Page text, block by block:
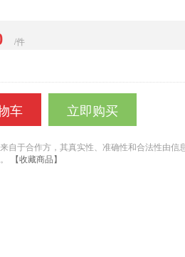
/件
车 立即购买
自于合作方，其真实性、准确性和合法性由
【收藏商品】